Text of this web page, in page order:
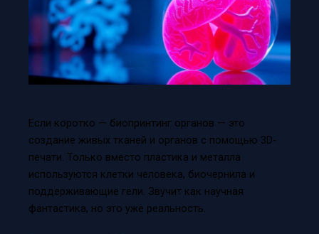
Если коротко — биопринтинг органов — это
создание живых тканей и органов с помощью 3D-
печати. Только вместо пластика и металла
используются клетки человека, биочернила и
поддерживающие гели. Звучит как научная
фантастика, но это уже реальность.